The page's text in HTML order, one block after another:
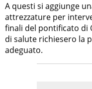
A questi si aggiunge
attrezzature per
finali del pontificato di
di salute richiesero la
adeguato.